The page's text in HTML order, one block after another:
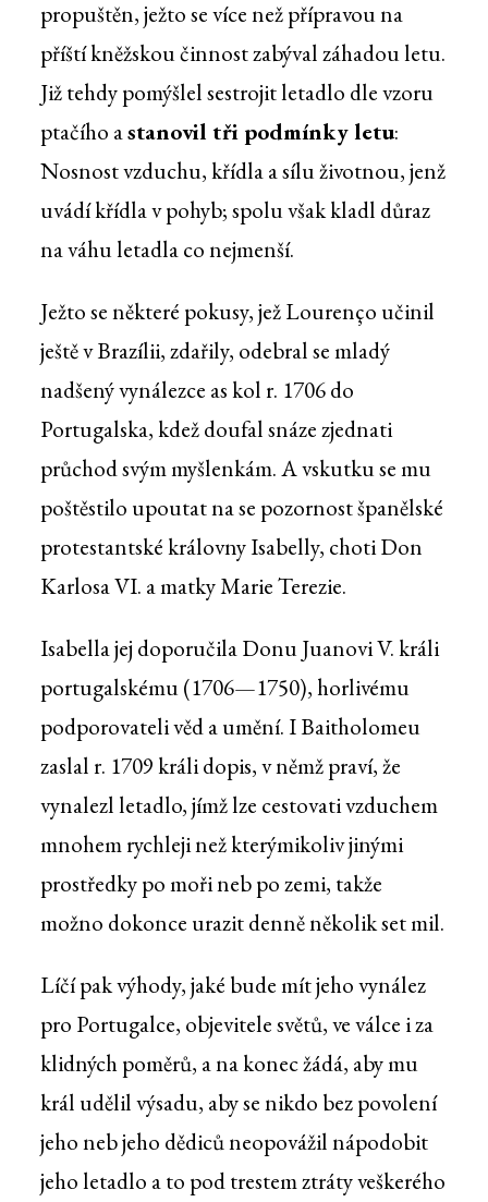
propuštěn, ježto se více než přípravou na
příští kněžskou činnost zabýval záhadou letu.
Již tehdy pomýšlel sestrojit letadlo dle vzoru
ptačího astanovil tři podmínky letu:
Nosnost vzduchu, křídla a sílu životnou, jenž
uvádí křídla v pohyb; spolu však kladl důraz
na váhu letadla co nejmenší.
Ježto se některé pokusy, jež Lourenço učinil
ještě v Brazílii, zdařily, odebral se mladý
nadšený vynálezce as kol r. 1706 do
Portugalska, kdež doufal snáze zjednati
průchod svým myšlenkám. A vskutku se mu
poštěstilo upoutat na se pozornost španělské
protestantské královny Isabelly, choti Don
Karlosa VI. a matky Marie Terezie.
Isabella jej doporučila Donu Juanovi V. králi
portugalskému (1706—1750), horlivému
podporovateli věd a umění. I Baitholomeu
zaslal r. 1709 králi dopis, v němž praví, že
vynalezl letadlo, jímž lze cestovati vzduchem
mnohem rychleji než kterýmikoliv jinými
prostředky po moři neb po zemi, takže
možno dokonce urazit denně několik set mil.
Líčí pak výhody, jaké bude mít jeho vynález
pro Portugalce, objevitele světů, ve válce i za
klidných poměrů, a na konec žádá, aby mu
král udělil výsadu, aby se nikdo bez povolení
jeho neb jeho dědiců neopovážil nápodobit
jeho letadlo a to pod trestem ztráty veškerého